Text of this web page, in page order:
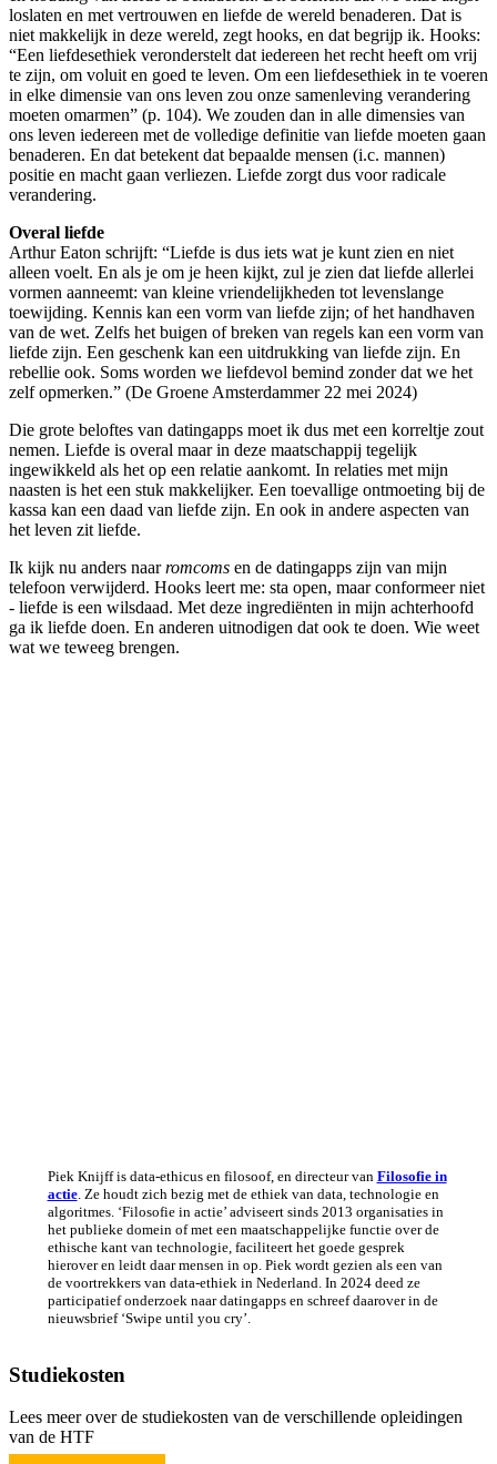
loslaten en met vertrouwen en liefde de wereld benaderen. Dat is
niet makkelijk in deze wereld, zegt hooks, en dat begrijp ik. Hooks:
“Een liefdesethiek veronderstelt dat iedereen het recht heeft om vrij
te zijn, om voluit en goed te leven. Om een liefdesethiek in te voeren
in elke dimensie van ons leven zou onze samenleving verandering
moeten omarmen” (p. 104). We zouden dan in alle dimensies van
ons leven iedereen met de volledige definitie van liefde moeten gaan
benaderen. En dat betekent dat bepaalde mensen (i.c. mannen)
positie en macht gaan verliezen. Liefde zorgt dus voor radicale
verandering.
Overal liefde
Arthur Eaton schrijft: “Liefde is dus iets wat je kunt zien en niet
alleen voelt. En als je om je heen kijkt, zul je zien dat liefde allerlei
vormen aanneemt: van kleine vriendelijkheden tot levenslange
toewijding. Kennis kan een vorm van liefde zijn; of het handhaven
van de wet. Zelfs het buigen of breken van regels kan een vorm van
liefde zijn. Een geschenk kan een uitdrukking van liefde zijn. En
rebellie ook. Soms worden we liefdevol bemind zonder dat we het
zelf opmerken.” (De Groene Amsterdammer 22 mei 2024)
Die grote beloftes van datingapps moet ik dus met een korreltje zout
nemen. Liefde is overal maar in deze maatschappij tegelijk
ingewikkeld als het op een relatie aankomt. In relaties met mijn
naasten is het een stuk makkelijker. Een toevallige ontmoeting bij de
kassa kan een daad van liefde zijn. En ook in andere aspecten van
het leven zit liefde.
Ik kijk nu anders naarromcoms en de datingapps zijn van mijn
telefoon verwijderd. Hooks leert me: sta open, maar conformeer niet
- liefde is een wilsdaad. Met deze ingrediënten in mijn achterhoofd
ga ik liefde doen. En anderen uitnodigen dat ook te doen. Wie weet
wat we teweeg brengen.
Piek Knijff is data-ethicus en filosoof, en directeur van Filosofie in
actie. Ze houdt zich bezig met de ethiek van data, technologie en
algoritmes. ‘Filosofie in actie’ adviseert sinds 2013 organisaties in
het publieke domein of met een maatschappelijke functie over de
ethische kant van technologie, faciliteert het goede gesprek
hierover en leidt daar mensen in op. Piek wordt gezien als een van
de voortrekkers van data-ethiek in Nederland. In 2024 deed ze
participatief onderzoek naar datingapps en schreef daarover in de
nieuwsbrief ‘Swipe until you cry’.
Studiekosten
Lees meer over de studiekosten van de verschillende opleidingen
van de HTF